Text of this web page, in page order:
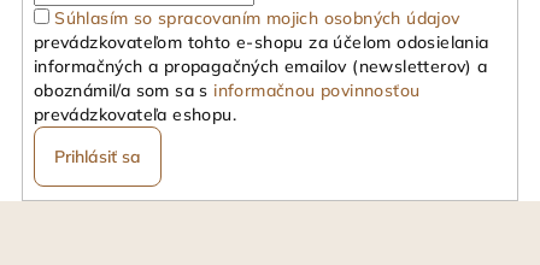
Súhlasím so spracovaním mojich osobných údajov
prevádzkovateľom tohto e-shopu za účelom odosielania
informačných a propagačných emailov (newsletterov) a
oboznámil/a som sa s informačnou povinnosťou
prevádzkovateľa eshopu.
Prihlásiť sa